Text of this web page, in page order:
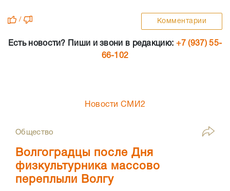
/ Комментарии
Есть новости? Пиши и звони в редакцию: +7 (937) 55-
66-102
Новости СМИ2
Общество
Волгоградцы после Дня
физкультурника массово
переплыли Волгу